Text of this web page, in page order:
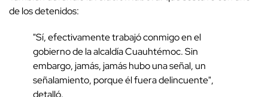
de los detenidos:
"Sí, efectivamente trabajó conmigo en el
gobierno de la alcaldía Cuauhtémoc. Sin
embargo, jamás, jamás hubo una señal, un
señalamiento, porque él fuera delincuente",
detalló.